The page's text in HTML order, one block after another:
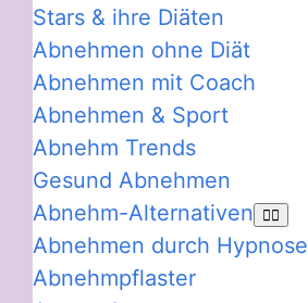
Stars & ihre Diäten
Abnehmen ohne Diät
Abnehmen mit Coach
Abnehmen & Sport
Abnehm Trends
Gesund Abnehmen
Abnehm-Alternativen
Abnehmen durch Hypnose
Abnehmpflaster